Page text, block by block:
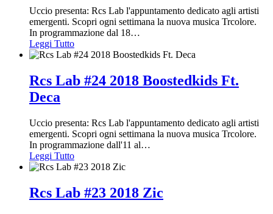
Uccio presenta: Rcs Lab l'appuntamento dedicato agli artisti
emergenti. Scopri ogni settimana la nuova musica Trcolore.
In programmazione dal 18…
Leggi Tutto
Rcs Lab #24 2018 Boostedkids Ft.
Deca
Uccio presenta: Rcs Lab l'appuntamento dedicato agli artisti
emergenti. Scopri ogni settimana la nuova musica Trcolore.
In programmazione dall'11 al…
Leggi Tutto
Rcs Lab #23 2018 Zic